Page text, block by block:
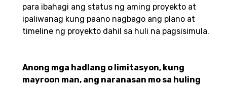
para ibahagi ang status ng aming proyekto at
ipaliwanag kung paano nagbago ang plano at
timeline ng proyekto dahil sa huli na pagsisimula.
Anong mga hadlang o limitasyon, kung
mayroon man, ang naranasan mo sa huling